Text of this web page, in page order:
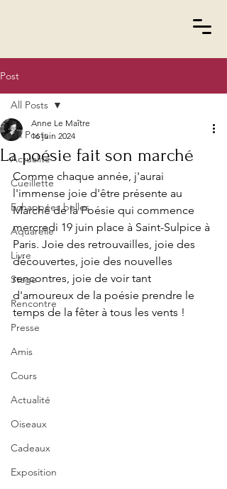
Post
All Posts
Actualité
Cueillette
Echappées belles
Aquarelle
Livre
Stage
Rencontre
Presse
Amis
Cours
Actualité
Oiseaux
Cadeaux
Exposition
All Posts
La poésie fait son marché
Anne Le Maître
16 juin 2024
Comme chaque année, j'aurai
l'immense joie d'être présente au
Marché de la Poésie qui commence
mercredi 19 juin place à Saint-Sulpice à
Paris. Joie des retrouvailles, joie des
découvertes, joie des nouvelles
rencontres, joie de voir tant
d'amoureux de la poésie prendre le
temps de la fêter à tous les vents !